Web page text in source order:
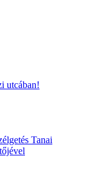
utcában!
Tanai